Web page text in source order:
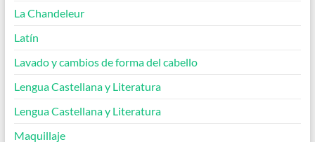
La Chandeleur
Latín
Lavado y cambios de forma del cabello
Lengua Castellana y Literatura
Lengua Castellana y Literatura
Maquillaje